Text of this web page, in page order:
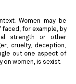
Women may be
for example, by
strength or other
cruelty, deception,
out one aspect of
on women, is sexist.